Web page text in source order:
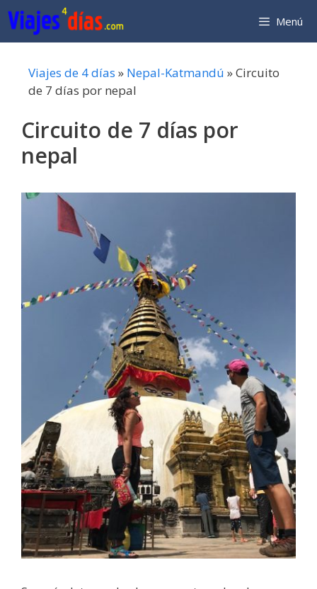
Saltar
al
contenido
Menú
Viajes de 4 días » Nepal-Katmandú »Circuito
de 7 días por nepal
Circuito de 7 días por
nepal